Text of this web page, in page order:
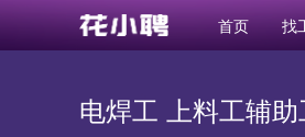
首页 找
电焊工 上料工辅助